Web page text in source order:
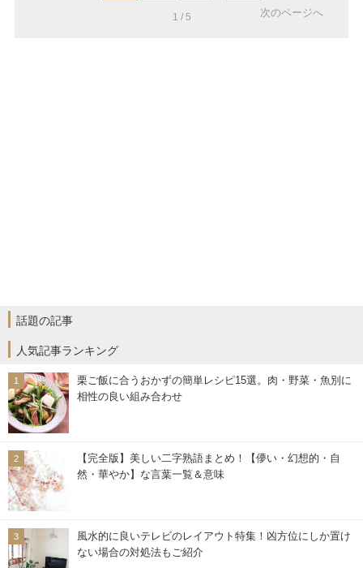
1 / 5 次のページへ
話題の記事
人気記事ランキング
栗ご飯に合うおかずの簡単レシピ15選。肉・野菜・魚別に
相性の良い組み合わせ
【完全版】美しい二字熟語まとめ！【儚い・幻想的・自
然・華やか】な言葉一覧＆意味
風水的に良いテレビのレイアウト特集！凶方位にしか置け
ない場合の対処法もご紹介